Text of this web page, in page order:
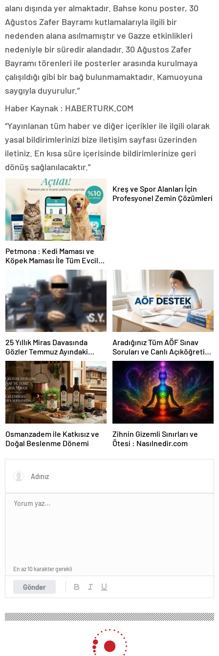
alanı dışında yer almaktadır. Bahse konu poster, 30
Ağustos Zafer Bayramı kutlamalarıyla ilgili bir
nedenden alana asılmamıştır ve Gazze etkinlikleri
nedeniyle bir süredir alandadır. 30 Ağustos Zafer
Bayramı törenleri ile posterler arasında kurulmaya
çalışıldığı gibi bir bağ bulunmamaktadır. Kamuoyuna
saygıyla duyurulur.”
Haber Kaynak : HABERTURK.COM
“Yayınlanan tüm haber ve diğer içerikler ile ilgili olarak
yasal bildirimlerinizi bize iletişim sayfası üzerinden
iletiniz. En kısa süre içerisinde bildirimlerinize geri
dönüş sağlanılacaktır.”
Petmona : Kedi Maması ve
Köpek Maması İle Tüm Evcil
Kreş ve Spor Alanları İçin
Profesyonel Zemin Çözümleri
25 Yıllık Miras Davasında
Gözler Temmuz Ayındaki
Karar Duruşmasına Çevrildi
Aradığınız Tüm AÖF Sınav
Soruları ve Canlı Açıköğretim
Forumu Burada
Osmanzadem ile Katkısız ve
Doğal Beslenme Dönemi
Zihnin Gizemli Sınırları ve
Ötesi : Nasılnedir.com
Gönder
En az 10 karakter gerekli